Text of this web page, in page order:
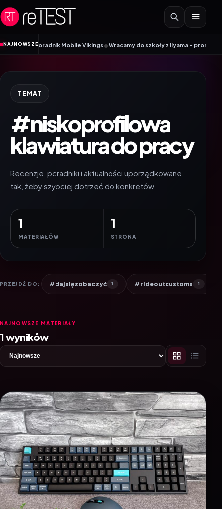
Przejdź do treści
NAJNOWSZE
Poradnik Mobile Vikings•Wracamy do szkoły z iiyama – promocja Back
TEMAT
#niskoprofilowa
klawiatura do pracy
Recenzje, poradniki i aktualności uporządkowane
tak, żeby szybciej dotrzeć do konkretów.
1
MATERIAŁÓW
1
STRONA
PRZEJDŹ DO: #dajsięzobaczyć 1 #rideoutcustoms 1
NAJNOWSZE MATERIAŁY
1 wyników